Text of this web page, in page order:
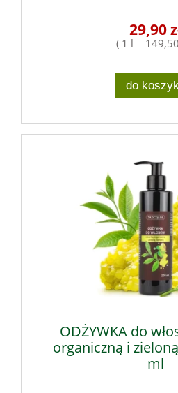
29,90
( 1 l =
do
ODŻYWKA do
organiczną i
ml